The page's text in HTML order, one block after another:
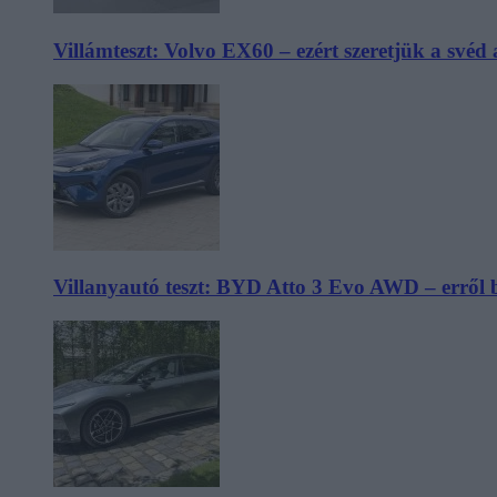
Villámteszt: Volvo EX60 – ezért szeretjük a svéd
Villanyautó teszt: BYD Atto 3 Evo AWD – erről